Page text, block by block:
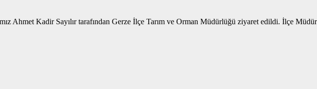
Ahmet Kadir Sayılır tarafından Gerze İlçe Tarım ve Orman Müdürlüğü ziyaret edildi. İlçe